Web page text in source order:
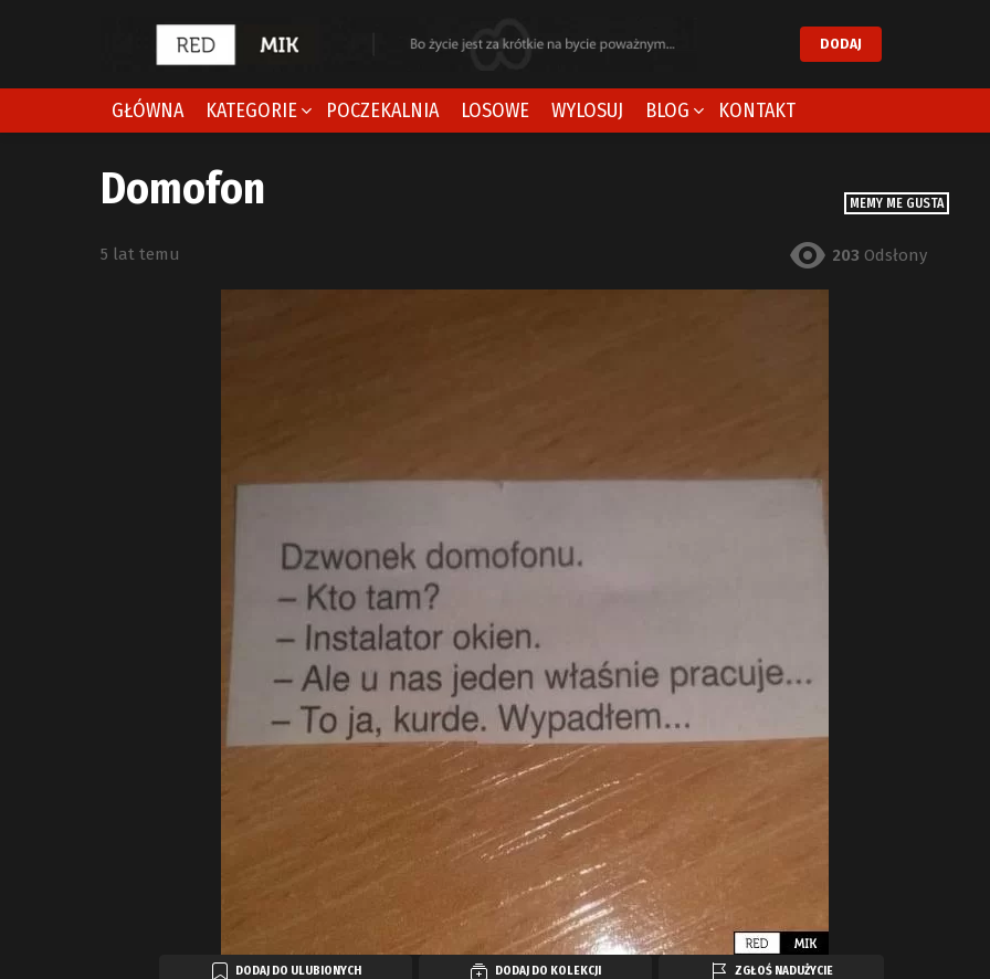
DODAJ
GŁÓWNA KATEGORIE POCZEKALNIA LOSOWE WYLOSUJ BLOG KONTAKT
MEMY ME GUSTA
Domofon
5 lat temu 203 Odsłony
DODAJ DO ULUBIONYCH DODAJ DO KOLEKCJI ZGŁOŚ NADUŻYCIE